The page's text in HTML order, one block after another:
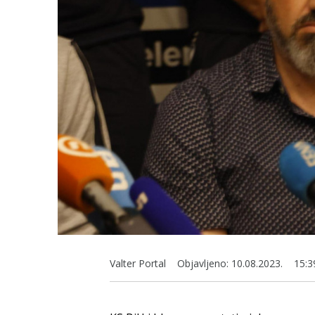
Valter Portal Objavljeno: 10.08.2023.